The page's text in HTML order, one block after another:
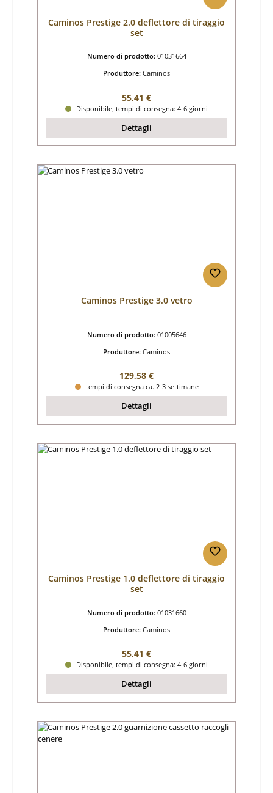
Caminos Prestige 2.0 deflettore di tiraggio
set
Numero di prodotto: 01031664
Produttore: Caminos
Prezzo normale:
55,41 €
Disponibile, tempi di consegna: 4-6 giorni
Dettagli
Caminos Prestige 3.0 vetro
Numero di prodotto: 01005646
Produttore: Caminos
Prezzo normale:
129,58 €
tempi di consegna ca. 2-3 settimane
Dettagli
Caminos Prestige 1.0 deflettore di tiraggio
set
Numero di prodotto: 01031660
Produttore: Caminos
Prezzo normale:
55,41 €
Disponibile, tempi di consegna: 4-6 giorni
Dettagli